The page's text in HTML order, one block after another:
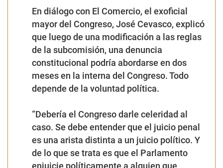
En diálogo con El Comercio, el exoficial
mayor del Congreso, José Cevasco, explicó
que luego de una modificación a las reglas
de la subcomisión, una denuncia
constitucional podría abordarse en dos
meses en la interna del Congreso. Todo
depende de la voluntad política.
“Debería el Congreso darle celeridad al
caso. Se debe entender que el juicio penal
es una arista distinta a un juicio político. Y
de lo que se trata es que el Parlamento
enjuicie políticamente a alguien que